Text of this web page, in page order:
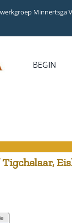
Minnertsga
BEGIN
65+ IN 1979